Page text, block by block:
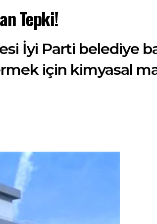
Tepki!
İyi Parti belediye
için kimyasal